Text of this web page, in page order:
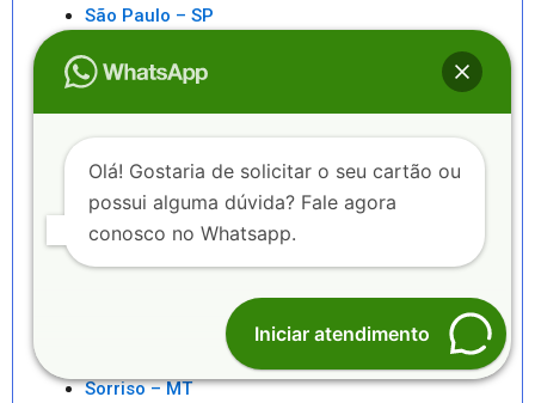
São Paulo – SP
São Sebastiao – SP
Senhor do Bonfim – BA
Serra – ES
Serrinha – BA
Sete Lagoas – MG
Sorriso – MT
Olá! Gostaria de solicitar o seu cartão ou
possui alguma dúvida? Fale agora
conosco no Whatsapp.
Iniciar atendimento